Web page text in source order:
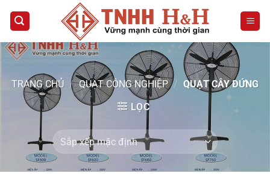
qua
dung
TRANG CHỦ / QUẠT CÔNG NGHIỆP / QUẠT CÂY ĐỨNG
LỌC